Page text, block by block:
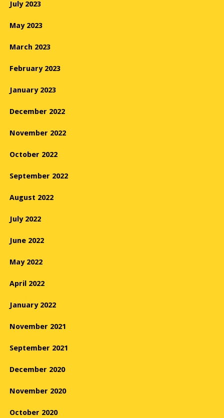
July 2023
May 2023
March 2023
February 2023
January 2023
December 2022
November 2022
October 2022
September 2022
August 2022
July 2022
June 2022
May 2022
April 2022
January 2022
November 2021
September 2021
December 2020
November 2020
October 2020